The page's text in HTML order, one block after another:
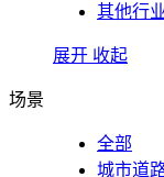
其他行
展开 收起
场景
全部
城市道